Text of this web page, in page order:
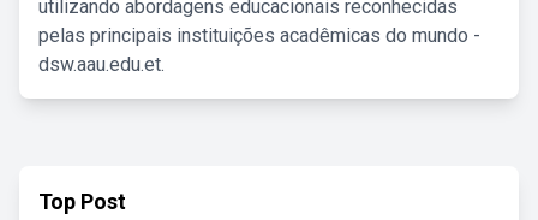
utilizando abordagens educacionais reconhecidas
pelas principais instituições acadêmicas do mundo -
dsw.aau.edu.et.
Top Post